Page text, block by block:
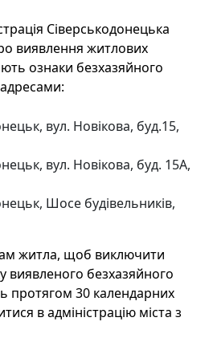
Сіверськодонецька
виявлення житлових
ознаки безхазяйного
вул. Новікова, буд.15,
вул. Новікова, буд. 15А,
Шосе будівельників,
житла, щоб виключити
виявленого безхазяйного
протягом 30 календарних
в адміністрацію міста з